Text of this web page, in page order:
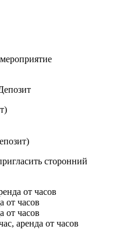
сторонний
от часов
от часов
от часов
аренда от часов